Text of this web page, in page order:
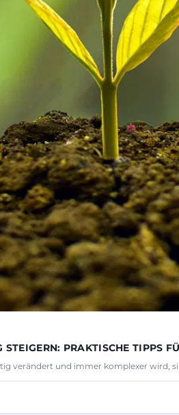
STEIGERN: PRAKTISCHE TIPPS
verändert und immer komplexer wird,